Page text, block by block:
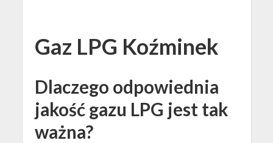
Gaz LPG Koźminek
Dlaczego odpowiednia
jakość gazu LPG jest tak
ważna?